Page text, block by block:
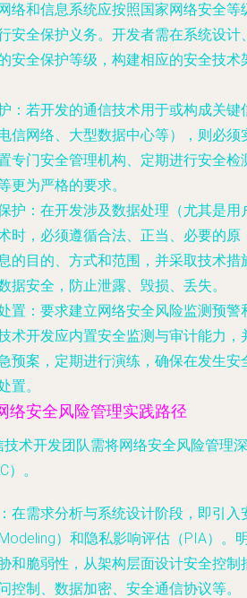
络和信息系统应按照国家网络安全等
安全保护义务。开发者需在系统设计
安全保护等级，构建相应的安全技术
：若开发的通信技术用于或构成关键
信网络、大型数据中心等），则必须
专门安全管理机构、定期进行安全检
更为严格的要求。
护 ：在开发涉及数据处理（尤其是用
时，必须遵循合法、正当、必要的原
的目的、方式和范围，并采取技术措
据安全，防止泄露、毁损、丢失。
置 ：要求建立网络安全风险监测预警
术开发应内置安全监测与审计能力，
预案，定期进行演练，确保在发生安
置。
络安全风险管理实践路径
术开发团队需将网络安全风险管理深
。
：在需求分析与系统设计阶段，即引入
）和隐私影响评估（PIA）。
和脆弱性，从架构层面设计安全控制
控制、数据加密、安全通信协议等。